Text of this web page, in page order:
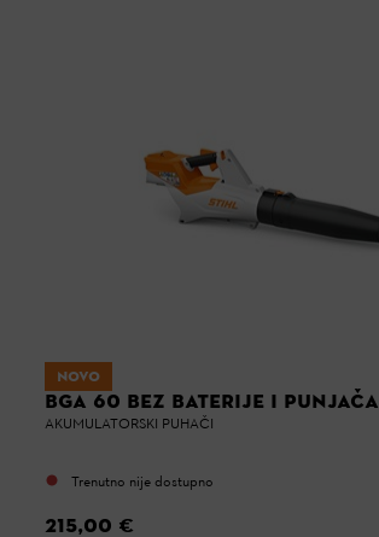
NOVO
BGA 60 BEZ BATERIJE I PUNJAČA
AKUMULATORSKI PUHAČI
Trenutno nije dostupno
215,00 €